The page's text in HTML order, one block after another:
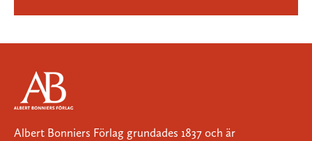
Albert Bonniers Förlag grundades 1837 och är